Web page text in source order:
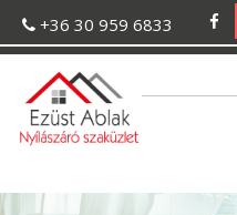
+36 30 959 6833